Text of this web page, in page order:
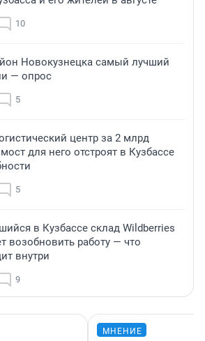
10
Новокузнецка самый лучший
— опрос
5
центр за 2 млрд
для него отстроят в Кузбассе
5
в Кузбассе склад Wildberries
возобновить работу — что
внутри
9
МНЕНИЕ